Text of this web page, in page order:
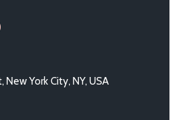
New York City, NY, USA